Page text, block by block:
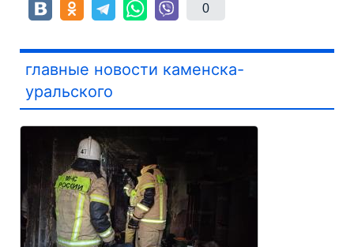
0
главные новости каменска-
уральского